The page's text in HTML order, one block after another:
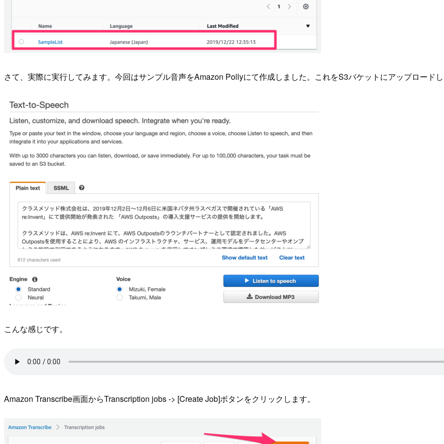
さて、実際に実行してみます。今回はサンプル音声をAmazon Pollyにて作成しました。これをS3バケットにアップロードし
こんな感じです。
Amazon Transcribe画面からTranscription jobs -> [Create Job]ボタンをクリックします。